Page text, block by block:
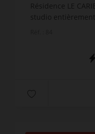
Résidence LE
studio